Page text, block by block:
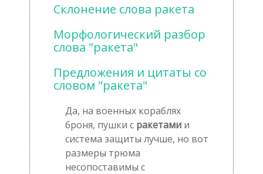
Склонение слова ракета
Морфологический разбор
слова "ракета"
Предложения и цитаты со
словом "ракета"
Да, на военных кораблях
броня, пушки с ракетами и
система защиты лучше, но вот
размеры трюма
несопоставимы с